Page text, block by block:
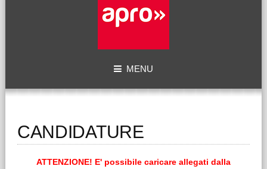
MENU
CANDIDATURE
ATTENZIONE! E' possibile caricare allegati dalla